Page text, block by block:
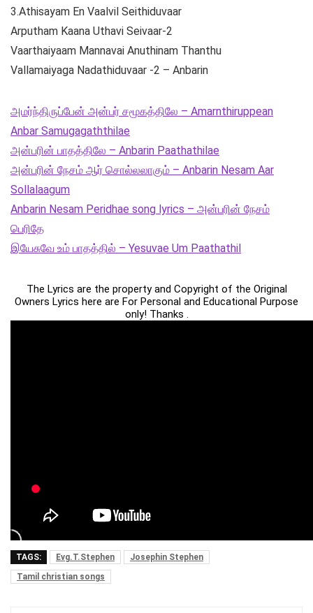
3.Athisayam En Vaalvil Seithiduvaar
Arputham Kaana Uthavi Seivaar-2
Vaarthaiyaam Mannavai Anuthinam Thanthu
Vallamaiyaga Nadathiduvaar -2 – Anbarin
அமர்ந்திருப்பேன் அன்பர் சமூகத்திலே – Amarnthiruppean
Anbar Samugagaththilae
அன்பரின் பாதத்திலே – Anbarin Paathathilae
அன்பரின் நேசம் ஆர் சொல்லலாகும் – Anbarin Nesam Aar
Sollalaagum
Anbarin Nesam Peridhae song lyrics – அன்பரின் நேசம்
பெரிதே
இயேசுவே உம் பாதத்தில் – Yesuvae Um Paathathil
The Lyrics are the property and Copyright of the Original
Owners Lyrics here are For Personal and Educational Purpose
only! Thanks .
TAGS: Evg.T.Stephen
Josephin Stephen
Tamil christian songs